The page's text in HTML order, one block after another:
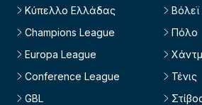
Κύπελλο Ελλάδας
Champions League
Europa League
Conference League
GBL
Βόλεϊ
Πόλο
Τένις